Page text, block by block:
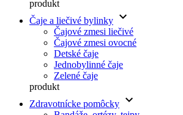
produkt
Čaje a liečivé bylinky keyboard_arrow_down
Čajové zmesi liečivé
Čajové zmesi ovocné
Detské čaje
Jednobylinné čaje
Zelené čaje
produkt
Zdravotnícke pomôcky keyboard_arrow_down